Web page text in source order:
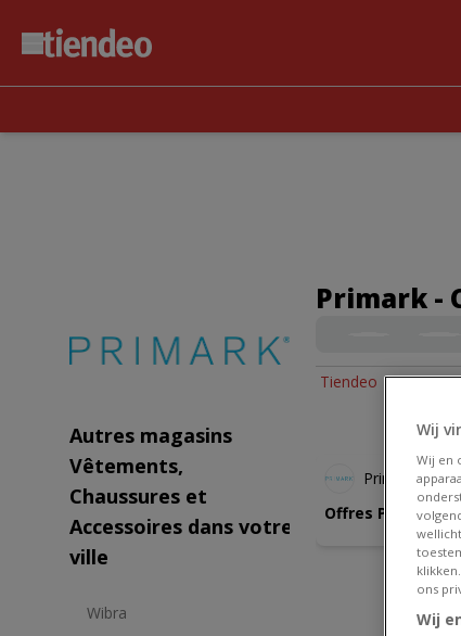
Primark -
Tiendeo » Offres
Autres magasins
Vêtements,
Chaussures et
Accessoires dans votre
ville
Wibra
Primark
Offres Primark
Wij
Wij en
ons
Wij